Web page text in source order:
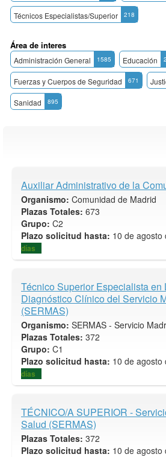
Técnicos Especialistas/Superior 218
Área de interes
Administración General 1585 Educación
Fuerzas y Cuerpos de Seguridad 671
Sanidad 895
Auxiliar Administrativo de la
Organismo: Comunidad de Madrid
Plazas Totales: 673
Grupo: C2
Plazo solicitud hasta: 10 de agosto
días
Técnico Superior Especialista en
Diagnóstico Clínico del Servicio
(SERMAS)
Organismo: SERMAS - Servicio
Plazas Totales: 372
Grupo: C1
Plazo solicitud hasta: 10 de agosto
días
TÉCNICO/A SUPERIOR -
Salud (SERMAS)
Plazas Totales: 372
Plazo solicitud hasta: 10 de agosto